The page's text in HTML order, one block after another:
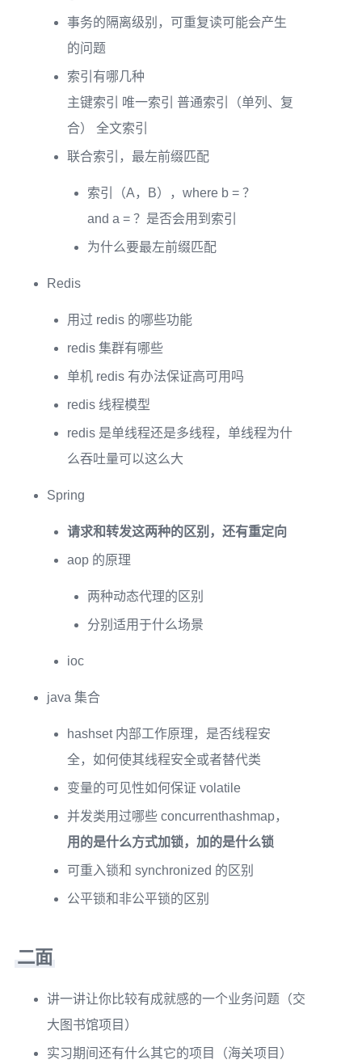
事务的隔离级别，可重复读可能会产生
的问题
索引有哪几种
主键索引 唯一索引 普通索引（单列、复
合） 全文索引
联合索引，最左前缀匹配
索引（A，B），where b = ？
and a = ？是否会用到索引
为什么要最左前缀匹配
Redis
用过 redis 的哪些功能
redis 集群有哪些
单机 redis 有办法保证高可用吗
redis 线程模型
redis 是单线程还是多线程，单线程为什
么吞吐量可以这么大
Spring
请求和转发这两种的区别，还有重定向
aop 的原理
两种动态代理的区别
分别适用于什么场景
ioc
java 集合
hashset 内部工作原理，是否线程安
全，如何使其线程安全或者替代类
变量的可见性如何保证 volatile
并发类用过哪些 concurrenthashmap，
用的是什么方式加锁，加的是什么锁
可重入锁和 synchronized 的区别
公平锁和非公平锁的区别
二面
讲一讲让你比较有成就感的一个业务问题（交
大图书馆项目）
实习期间还有什么其它的项目（海关项目）